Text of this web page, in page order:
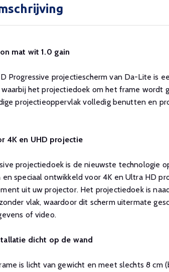
mat wit 1.0 gain
Progressive projectiescherm van Da-Lite is
het projectiedoek om het frame wordt
projectieoppervlak volledig benutten en
4K en UHD projectie
projectiedoek is de nieuwste technologie
speciaal ontwikkeld voor 4K en Ultra HD
uit uw projector. Het projectiedoek is
vlak, waardoor dit scherm uitermate
of video.
dicht op de wand
is licht van gewicht en meet slechts 8 cm